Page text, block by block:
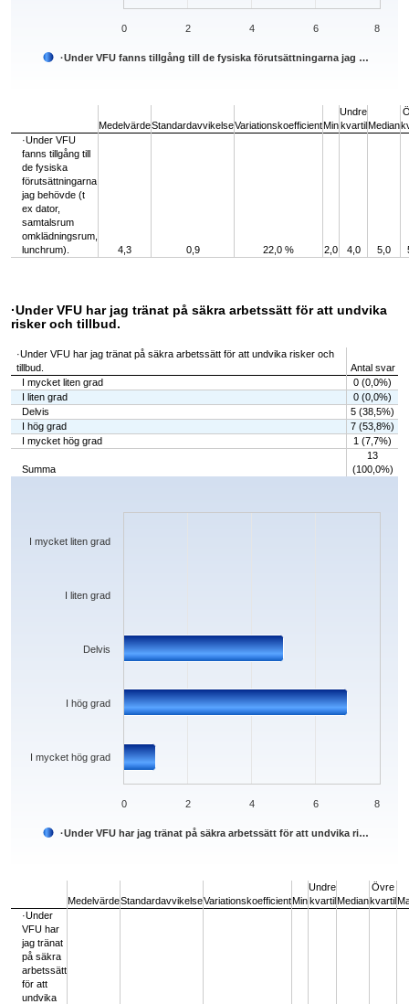
·Under VFU fanns tillgång till de fysiska förutsättningarna jag …
0 2 4 6 8
MedelvärdeStandardavvikelseVariationskoefficientMin
Undre
kvartilMedian
·Under VFU
fanns tillgång till
de fysiska
förutsättningarna
jag behövde (t
ex dator,
samtalsrum
omklädningsrum,
lunchrum).
4,3 0,9 22,0 % 2,0 4,0 5,0
·Under VFU har jag tränat på säkra arbetssätt för att undvika
risker och tillbud.
·Under VFU har jag tränat på säkra arbetssätt för att undvika risker och
tillbud.
Antal svar
I mycket liten grad
0 (0,0%)
I liten grad
0 (0,0%)
Delvis
5 (38,5%)
I hög grad
7 (53,8%)
I mycket hög grad
1 (7,7%)
Summa
13
(100,0%)
Chart
The chart has 1 X axis displaying categories.
·Under VFU har jag tränat på säkra arbetssätt för att undvika ri…
I mycket hög grad
I hög grad
Delvis
I liten grad
I mycket liten grad
0 2 4 6 8
MedelvärdeStandardavvikelseVariationskoefficientMin
Undre
kvartilMedian
Övre
kvartil
·Under
VFU har
jag tränat
på säkra
arbetssätt
för att
undvika